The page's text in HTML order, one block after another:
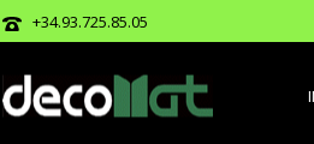
+34.93.725.85.05